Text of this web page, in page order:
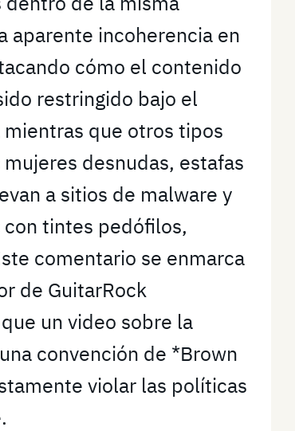
aparente incoherencia en
cómo el contenido
restringido bajo el
que otros tipos
desnudas, estafas
a sitios de malware y
tintes pedófilos,
comentario se enmarca
de GuitarRock
un video sobre la
convención de *Brown
violar las políticas